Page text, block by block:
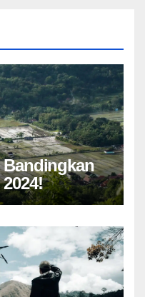
Bandingkan